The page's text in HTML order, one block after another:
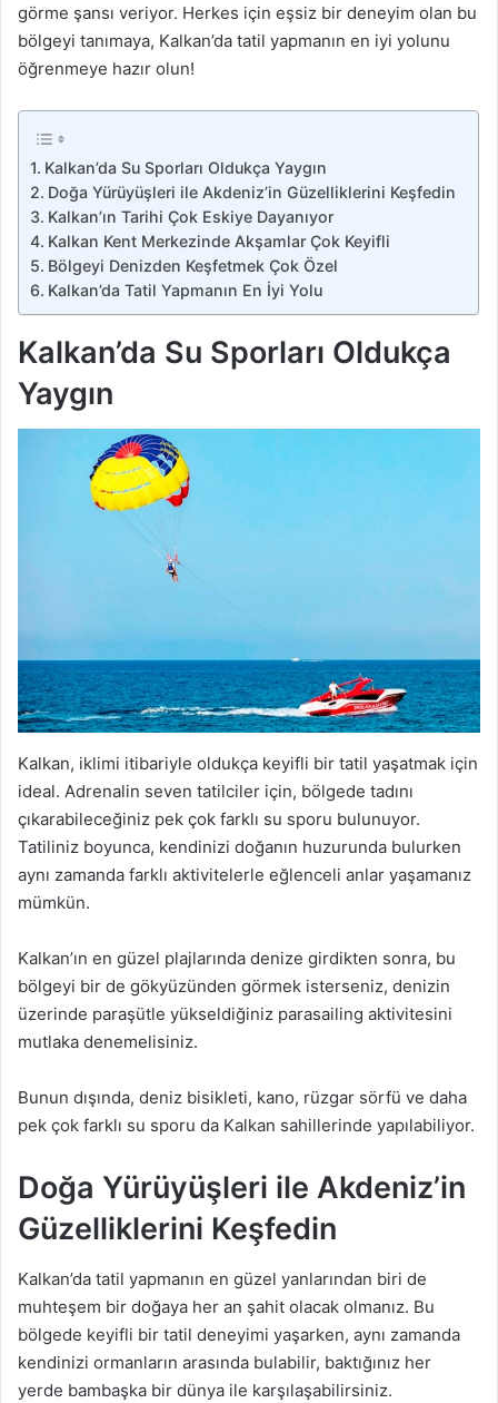
görme şansı veriyor. Herkes için eşsiz bir deneyim olan bu
bölgeyi tanımaya, Kalkan’da tatil yapmanın en iyi yolunu
öğrenmeye hazır olun!
Kalkan’da Su Sporları Oldukça Yaygın
Doğa Yürüyüşleri ile Akdeniz’in Güzelliklerini Keşfedin
Kalkan’ın Tarihi Çok Eskiye Dayanıyor
Kalkan Kent Merkezinde Akşamlar Çok Keyifli
Bölgeyi Denizden Keşfetmek Çok Özel
Kalkan’da Tatil Yapmanın En İyi Yolu
Kalkan’da Su Sporları Oldukça
Yaygın
Kalkan, iklimi itibariyle oldukça keyifli bir tatil yaşatmak için
ideal. Adrenalin seven tatilciler için, bölgede tadını
çıkarabileceğiniz pek çok farklı su sporu bulunuyor.
Tatiliniz boyunca, kendinizi doğanın huzurunda bulurken
aynı zamanda farklı aktivitelerle eğlenceli anlar yaşamanız
mümkün.
Kalkan’ın en güzel plajlarında denize girdikten sonra, bu
bölgeyi bir de gökyüzünden görmek isterseniz, denizin
üzerinde paraşütle yükseldiğiniz parasailing aktivitesini
mutlaka denemelisiniz.
Bunun dışında, deniz bisikleti, kano, rüzgar sörfü ve daha
pek çok farklı su sporu da Kalkan sahillerinde yapılabiliyor.
Doğa Yürüyüşleri ile Akdeniz’in
Güzelliklerini Keşfedin
Kalkan’da tatil yapmanın en güzel yanlarından biri de
muhteşem bir doğaya her an şahit olacak olmanız. Bu
bölgede keyifli bir tatil deneyimi yaşarken, aynı zamanda
kendinizi ormanların arasında bulabilir, baktığınız her
yerde bambaşka bir dünya ile karşılaşabilirsiniz.